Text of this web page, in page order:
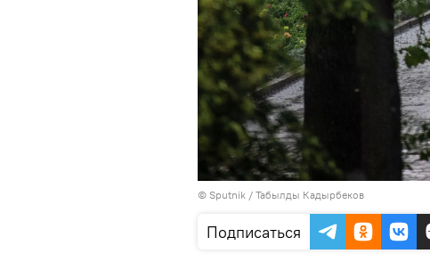
© Sputnik / Табылды Кадырбеков
Подписаться